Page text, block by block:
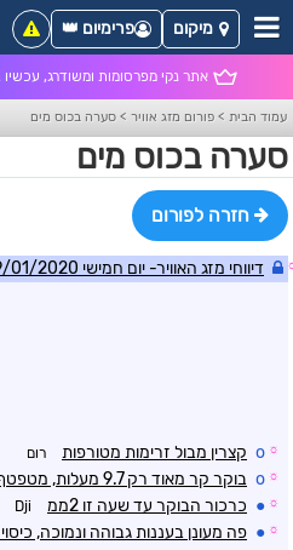
אתר נקי מפרסומות ומשודרג, עכשיו
מיקום פרימיום 👑
עמוד הבית > פורום מזג אוויר > סערה בכוס מים
סערה בכוס מים
חזרה לפורום
דיווחי מזג האוויר- יום חמישי 09/01/2020 2#
☼
o קצרין מבול זרימות מטורפות רום
☼
o בוקר קר מאוד רק 9.7 מעלות, מטפטף בחוץ
☼
● כרכור הבוקר עד שעה זו 2ממ Dji
☼
● פה מעונן בעננות גבוהה ונמוכה,